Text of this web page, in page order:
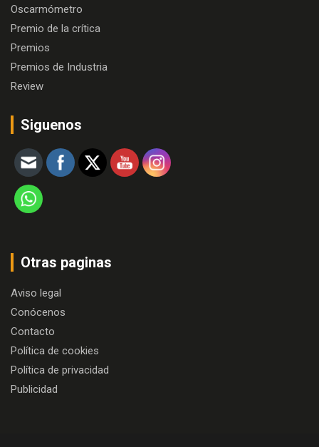
Oscarmómetro
Premio de la crítica
Premios
Premios de Industria
Review
Siguenos
Otras paginas
Aviso legal
Conócenos
Contacto
Política de cookies
Política de privacidad
Publicidad